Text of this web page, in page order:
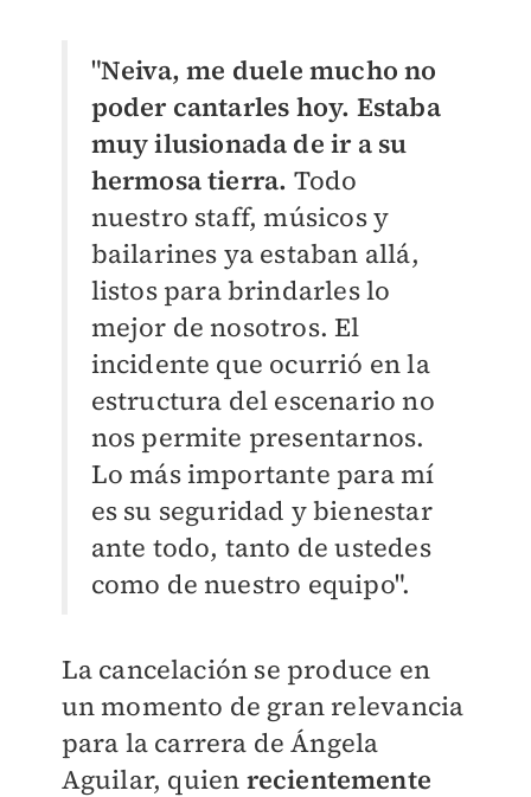
"Neiva, me duele mucho no
poder cantarles hoy. Estaba
muy ilusionada de ir a su
hermosa tierra. Todo
nuestro staff, músicos y
bailarines ya estaban allá,
listos para brindarles lo
mejor de nosotros. El
incidente que ocurrió en la
estructura del escenario no
nos permite presentarnos.
Lo más importante para mí
es su seguridad y bienestar
ante todo, tanto de ustedes
como de nuestro equipo".
La cancelación se produce en
un momento de gran relevancia
para la carrera de Ángela
Aguilar, quien recientemente